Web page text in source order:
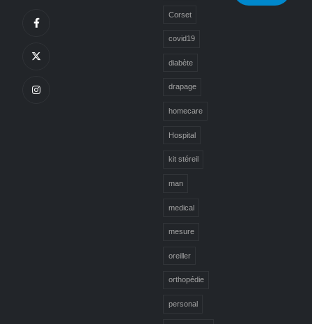
Corset
covid19
diabète
drapage
homecare
Hospital
kit stéreil
man
medical
mesure
oreiller
orthopédie
personal